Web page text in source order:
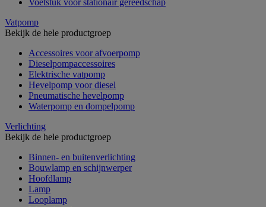
Vatpomp
Bekijk de hele productgroep
Accessoires voor afvoerpomp
Dieselpompaccessoires
Elektrische vatpomp
Hevelpomp voor diesel
Pneumatische hevelpomp
Waterpomp en dompelpomp
Verlichting
Bekijk de hele productgroep
Binnen- en buitenverlichting
Bouwlamp en schijnwerper
Hoofdlamp
Lamp
Looplamp